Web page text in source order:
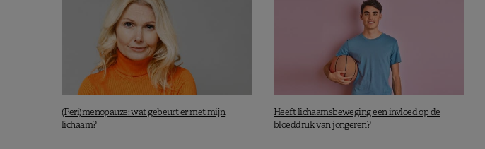
(Peri)menopauze: wat gebeurt er met mijn
lichaam?
Heeft lichaamsbeweging een invloed op de
bloeddruk van jongeren?